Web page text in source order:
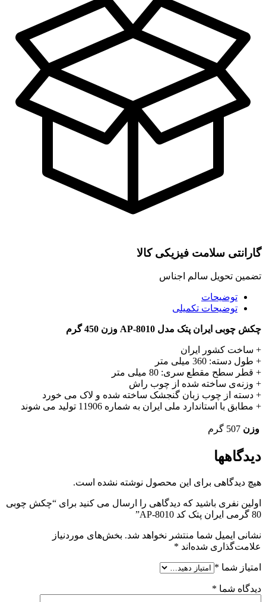
گارانتی سلامت فیزیکی کالا
تضمین تحویل سالم اجناس
توضیحات
توضیحات تکمیلی
چکش چوبی ایران پتک مدل AP-8010 وزن 450 گرم
+ ساخت کشور ایران
+ طول دسته: 360 میلی متر
+ قطر سطح مقطع سری: 80 میلی متر
+ وزنه‌ی ساخته شده از چوب راش
+ دسته از چوب زبان گنجشک ساخته شده و لاک می خورد
+ مطابق با استاندارد ملی ایران به شماره 11906 تولید می شوند
وزن 507 گرم
دیدگاهها
هیچ دیدگاهی برای این محصول نوشته نشده است.
اولین نفری باشید که دیدگاهی را ارسال می کنید برای “چکش چوبی
80 گرمی ایران پتک کد AP-8010”
نشانی ایمیل شما منتشر نخواهد شد. بخش‌های موردنیاز
علامت‌گذاری شده‌اند *
امتیاز شما *
دیدگاه شما *